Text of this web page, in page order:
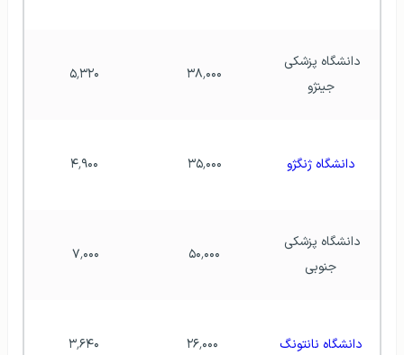
جینژو
۳۸٬۰۰۰ ۵٬۳۲۰
دانشگاه ژنگژو ۳۵٬۰۰۰ ۴٬۹۰۰
جنوبی
۵۰٬۰۰۰ ۷٬۰۰۰
دانشگاه نانتونگ ۲۶٬۰۰۰ ۳٬۶۴۰